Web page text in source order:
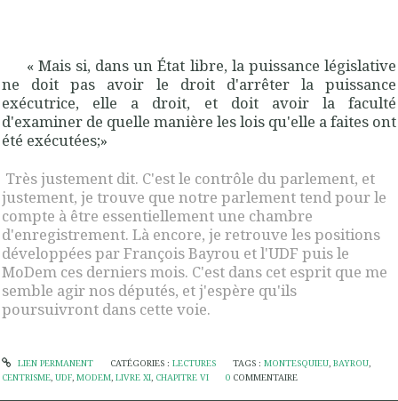
« Mais si, dans un État libre, la puissance législative
ne doit pas avoir le droit d'arrê­ter la puissance
exécutrice, elle a droit, et doit avoir la faculté
d'examiner de quelle manière les lois qu'elle a faites ont
été exécutées;»
Très justement dit. C'est le contrôle du parlement, et
justement, je trouve que notre parlement tend pour le
compte à être essentiellement une chambre
d'enregistrement. Là encore, je retrouve les positions
développées par François Bayrou et l'UDF puis le
MoDem ces derniers mois. C'est dans cet esprit que me
semble agir nos députés, et j'espère qu'ils
poursuivront dans cette voie.
LIEN PERMANENT CATÉGORIES : LECTURES TAGS :MONTESQUIEU,BAYROU,
CENTRISME, UDF, MODEM, LIVRE XI, CHAPITRE VI 0 COMMENTAIRE